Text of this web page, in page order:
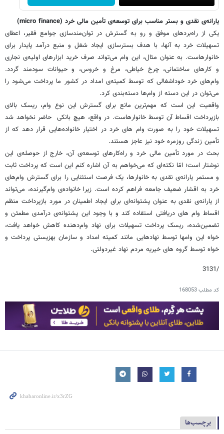
یارانه‌ی نقدی و بستر مناسب برای توسعه‌ی تأمین مالی خرد (micro finance)
یکی از راه‌بردهای موفق و رو به گسترش در توان‌مندسازی جوامع فقیر، اعطای
تسهیلات خرد به آنها، با هدف بسترسازی ایجاد شغل و منبع درآمد پایدار برای
خانوارهاست. به عنوان مثال، این وام می‌تواند صرف خرید ابزارهای اولیه‌ی نجاری
و کارهای ساختمانی، چرخ خیاطی، مرغ و خروس، و حیوانات سودمند گردد.
وام‌های خرد خوداشغالی که توسط کمیته‌ی امداد در کشور ما پرداخت می‌شود را
می‌توان در این دسته از وام‌ها دسته‌بندی کرد.
واقعیت این است که مهم‌ترین مانع برای گسترش این نوع وام‌، ریسک بالای
بازپرداخت اقساط آن توسط خانوارهاست. در واقع، هیچ بانکی حاضر نخواهد شد
تسهیلات خود را به صورت وام های خرد در اختیار خانواده‌هایی قرار دهد که از
تأمین زندگی روزمره خود نیز عاجز هستند.
بحث در مورد تأمین مالی خرد و راه‌کارهای توسعه‌ی آن، خارج از حوصله‌ی این
نوشتار است؛ امّا نکته‌ای که می‌خواهم به آن اشاره کنم این است که پرداخت ثابت
و مستمر یارانه‌ی نقدی به خانوارها، یک فرصت استثنایی را برای گسترش وام‌های
خرد به اقشار ضعیف جامعه فراهم کرده است. زیرا خانواده‌ی وام‌گیرنده، می‌تواند
از یارانه‌ی نقدی به عنوان پشتوانه‌ای برای ایجاد اطمینان در مورد بازپرداخت منظم
اقساط وام های دریافتی استفاده کند و با وجود این پشتوانه‌ی درآمدی مطمئن و
تضمین‌شده، ریسک پرداخت تسهیلات برای نهاد وام‌دهنده کاهش خواهد یافت،
خواه این وامها توسط نهادهایی مانند کمیته امداد و سازمان بهزیستی پرداخت و
خواه توسط گروه های خیریه مردم نهاد غیردولتی.
/3131
کد مطلب168053
برچسب‌ها